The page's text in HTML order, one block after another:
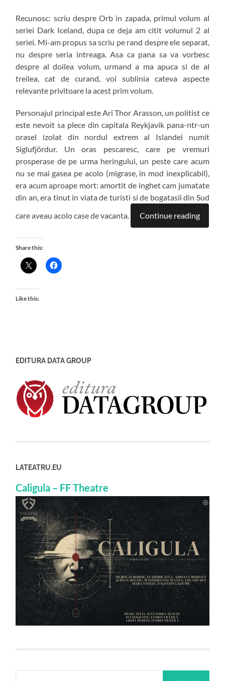
Recunosc: scriu despre Orb in zapada, primul volum al
seriei Dark Iceland, dupa ce deja am citit volumul 2 al
seriei. Mi-am propus sa scriu pe rand despre ele separat,
nu despre seria intreaga. Asa ca pana sa va vorbesc
despre al doilea volum, urmand a ma apuca si de al
treilea, cat de curand, voi sublinia cateva aspecte
relevante privitoare la acest prim volum.
Personajul principal este Ari Thor Arasson, un politist ce
este nevoit sa plece din capitala Reykjavik pana-ntr-un
orasel izolat din nordul extrem al Islandei numit
Siglufjördur. Un oras pescaresc, care pe vremuri
prosperase de pe urma heringului, un peste care acum
nu se mai gasea pe acolo (migrase, in mod inexplicabil),
era acum aproape mort: amortit de inghet cam jumatate
din an, era tinut in viata de turisti si de bogatasii din Sud
care aveau acolo case de vacanta.
Continue reading
Share this:
Like this:
EDITURA DATA GROUP
LATEATRU.EU
Caligula – FF Theatre